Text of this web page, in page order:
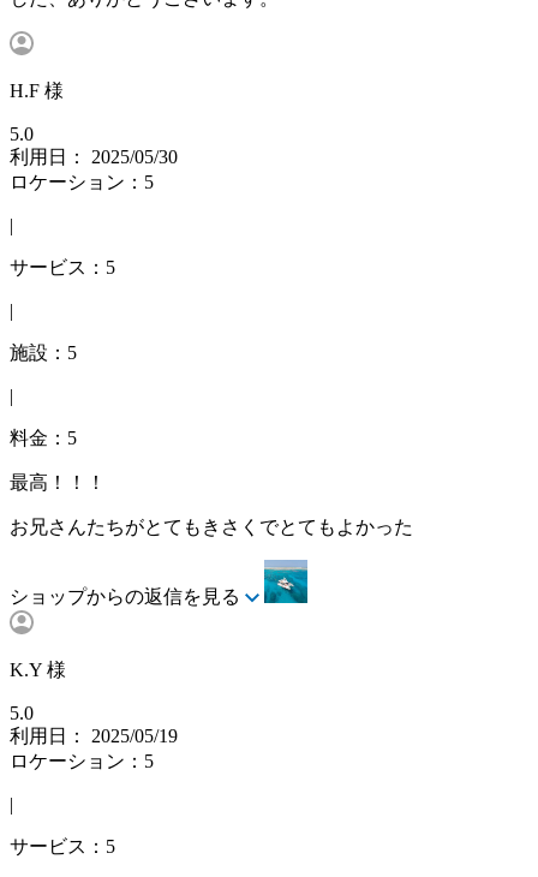
H.F 様
5.0
利用日： 2025/05/30
ロケーション：5
|
サービス：5
|
施設：5
|
料金：5
最高！！！
お兄さんたちがとてもきさくでとてもよかった
ショップからの返信を見る
K.Y 様
5.0
利用日： 2025/05/19
ロケーション：5
|
サービス：5